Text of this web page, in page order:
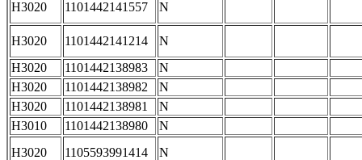
H3020 1101442141557 N
H3020 1101442141214
N
H3020
1101442138983
N
H3020
1101442138982
N
H3020
1101442138981
N
H3010
1101442138980
N
H3020
1105593991414 N